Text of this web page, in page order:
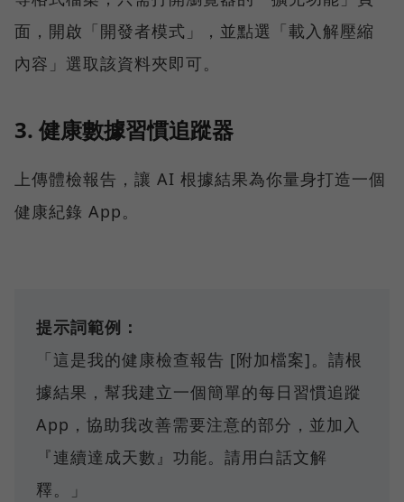
面，開啟「開發者模式」，並點選「載入解壓縮
內容」選取該資料夾即可。
3. 健康數據習慣追蹤器
上傳體檢報告，讓 AI 根據結果為你量身打造一個
健康紀錄 App。
提示詞範例：
「這是我的健康檢查報告 [附加檔案]。請根
據結果，幫我建立一個簡單的每日習慣追蹤
App，協助我改善需要注意的部分，並加入
『連續達成天數』功能。請用白話文解
釋。」